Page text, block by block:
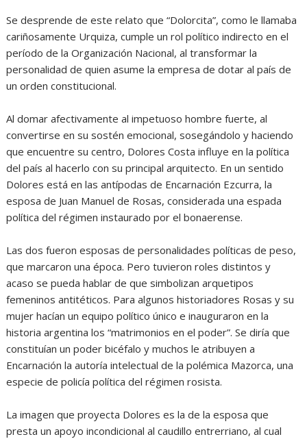
Se desprende de este relato que “Dolorcita”, como le llamaba
cariñosamente Urquiza, cumple un rol político indirecto en el
período de la Organización Nacional, al transformar la
personalidad de quien asume la empresa de dotar al país de
un orden constitucional.
Al domar afectivamente al impetuoso hombre fuerte, al
convertirse en su sostén emocional, sosegándolo y haciendo
que encuentre su centro, Dolores Costa influye en la política
del país al hacerlo con su principal arquitecto. En un sentido
Dolores está en las antípodas de Encarnación Ezcurra, la
esposa de Juan Manuel de Rosas, considerada una espada
política del régimen instaurado por el bonaerense.
Las dos fueron esposas de personalidades políticas de peso,
que marcaron una época. Pero tuvieron roles distintos y
acaso se pueda hablar de que simbolizan arquetipos
femeninos antitéticos. Para algunos historiadores Rosas y su
mujer hacían un equipo político único e inauguraron en la
historia argentina los “matrimonios en el poder”. Se diría que
constituían un poder bicéfalo y muchos le atribuyen a
Encarnación la autoría intelectual de la polémica Mazorca, una
especie de policía política del régimen rosista.
La imagen que proyecta Dolores es la de la esposa que
presta un apoyo incondicional al caudillo entrerriano, al cual